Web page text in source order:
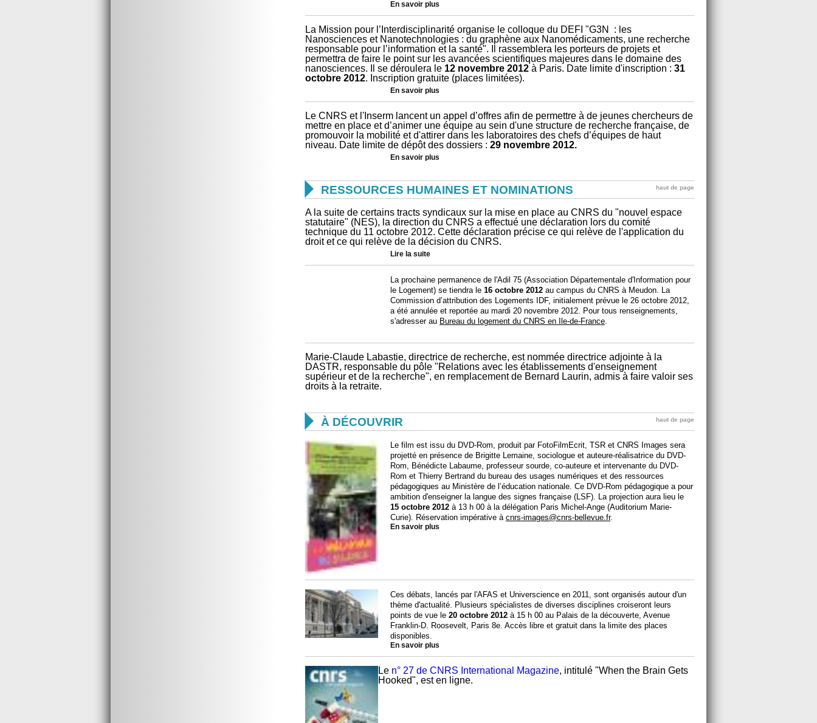
En savoir plus
La Mission pour l’Interdisciplinarité organise le colloque du DEFI "G3N : les
Nanosciences et Nanotechnologies : du graphène aux Nanomédicaments, une recherche
responsable pour l’information et la santé". Il rassemblera les porteurs de projets et
permettra de faire le point sur les avancées scientifiques majeures dans le domaine des
nanosciences. Il se déroulera le 12 novembre 2012 à Paris. Date limite d'inscription : 31
octobre 2012. Inscription gratuite (places limitées).
En savoir plus
Le CNRS et l'Inserm lancent un appel d’offres afin de permettre à de jeunes chercheurs de
mettre en place et d’animer une équipe au sein d'une structure de recherche française, de
promouvoir la mobilité et d'attirer dans les laboratoires des chefs d’équipes de haut
niveau. Date limite de dépôt des dossiers : 29 novembre 2012.
En savoir plus
 RESSOURCES HUMAINES ET NOMINATIONS haut de page
A la suite de certains tracts syndicaux sur la mise en place au CNRS du "nouvel espace
statutaire" (NES), la direction du CNRS a effectué une déclaration lors du comité
technique du 11 octobre 2012. Cette déclaration précise ce qui relève de l'application du
droit et ce qui relève de la décision du CNRS.
Lire la suite
La prochaine permanence de l'Adil 75 (Association Départementale d'Information pour
le Logement) se tiendra le 16 octobre 2012 au campus du CNRS à Meudon. La
Commission d’attribution des Logements IDF, initialement prévue le 26 octobre 2012,
a été annulée et reportée au mardi 20 novembre 2012. Pour tous renseignements,
s'adresser au Bureau du logement du CNRS en Ile-de-France.
Marie-Claude Labastie, directrice de recherche, est nommée directrice adjointe à la
DASTR, responsable du pôle "Relations avec les établissements d'enseignement
supérieur et de la recherche", en remplacement de Bernard Laurin, admis à faire valoir ses
droits à la retraite.
 À DÉCOUVRIR haut de page
Le film est issu du DVD-Rom, produit par FotoFilmEcrit, TSR et CNRS Images sera
projetté en présence de Brigitte Lemaine, sociologue et auteure-réalisatrice du DVD-
Rom, Bénédicte Labaume, professeur sourde, co-auteure et intervenante du DVD-
Rom et Thierry Bertrand du bureau des usages numériques et des ressources
pédagogiques au Ministère de l’éducation nationale. Ce DVD-Rom pédagogique a pour
ambition d'enseigner la langue des signes française (LSF). La projection aura lieu le
15 octobre 2012 à 13 h 00 à la délégation Paris Michel-Ange (Auditorium Marie-
Curie). Réservation impérative à cnrs-images@cnrs-bellevue.fr.
En savoir plus
Ces débats, lancés par l'AFAS et Universcience en 2011, sont organisés autour d'un
thème d'actualité. Plusieurs spécialistes de diverses disciplines croiseront leurs
points de vue le 20 octobre 2012 à 15 h 00 au Palais de la découverte, Avenue
Franklin-D. Roosevelt, Paris 8e. Accès libre et gratuit dans la limite des places
disponibles.
En savoir plus
Le n° 27 de CNRS International Magazine, intitulé "When the Brain Gets
Hooked", est en ligne.